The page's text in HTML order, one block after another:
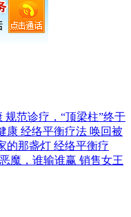
规范诊疗，“顶梁柱”终于
经络平衡疗法 唤回被
经络平衡疗
销售女王